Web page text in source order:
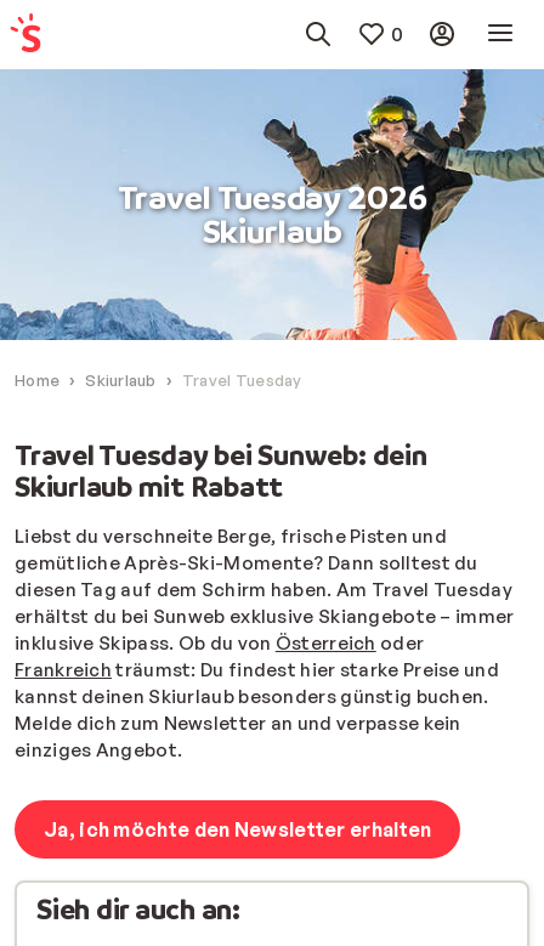
0
Travel Tuesday 2026
Skiurlaub
Home Skiurlaub Travel Tuesday
Travel Tuesday bei Sunweb: dein
Skiurlaub mit Rabatt
Liebst du verschneite Berge, frische Pisten und
gemütliche Après-Ski-Momente? Dann solltest du
diesen Tag auf dem Schirm haben. Am Travel Tuesday
erhältst du bei Sunweb exklusive Skiangebote – immer
inklusive Skipass. Ob du von Österreich oder
Frankreich träumst: Du findest hier starke Preise und
kannst deinen Skiurlaub besonders günstig buchen.
Melde dich zum Newsletter an und verpasse kein
einziges Angebot.
Ja, ich möchte den Newsletter erhalten
Sieh dir auch an: